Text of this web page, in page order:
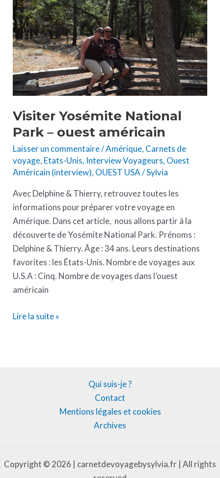
Visiter Yosémite National
Park – ouest américain
Laisser un commentaire/Amérique, Carnets de
voyage, Etats-Unis, Interview Voyageurs, Ouest
Américain (interview), OUEST USA/Sylvia
Avec Delphine & Thierry, retrouvez toutes les
informations pour préparer votre voyage en
Amérique. Dans cet article, nous allons partir à la
découverte de Yosémite National Park. Prénoms :
Delphine & Thierry. Âge : 34 ans. Leurs destinations
favorites : les États-Unis. Nombre de voyages aux
U.S.A : Cinq. Nombre de voyages dans l’ouest
américain
Park
–
ouest
américain
Lire la suite »
Qui suis-je ?
Contact
Mentions légales et cookies
Archives
Copyright © 2026 | carnetdevoyagebysylvia.fr | All rights